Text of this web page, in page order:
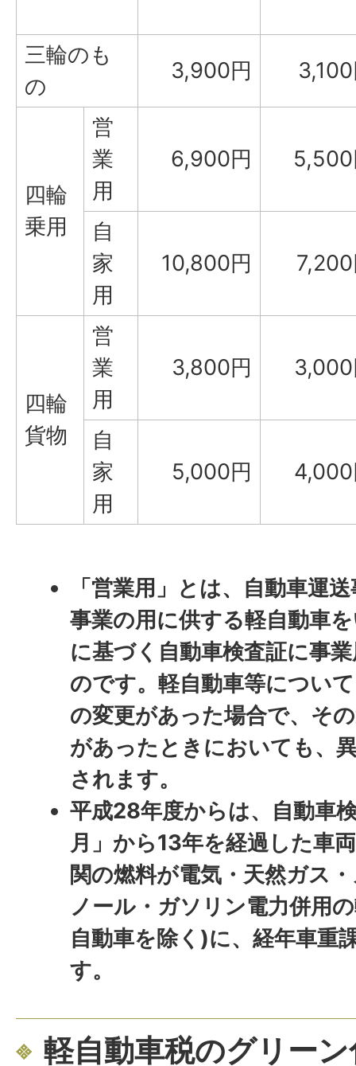
三輪のも
の
3,900円
四輪
乗用
営
業
用
6,900円
自
家
用
10,800円
四輪
貨物
営
業
用
3,800円
自
家
用
5,000円
「営業用」とは、自動車運
事業の用に供する軽自動車
に基づく自動車検査証に事
のです。軽自動車等につい
の変更があった場合で、そ
があったときにおいても、
されます。
平成28年度からは、自動車
月」から13年を経過した車
関の燃料が電気・天然ガス
ノール・ガソリン電力併用
自動車を除く)に、経年車重
す。
軽自動車税のグリー